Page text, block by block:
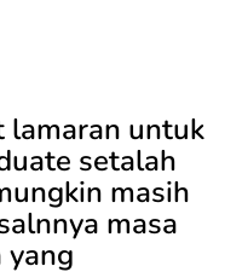
lamaran untuk
setalah
masih
masa
yang